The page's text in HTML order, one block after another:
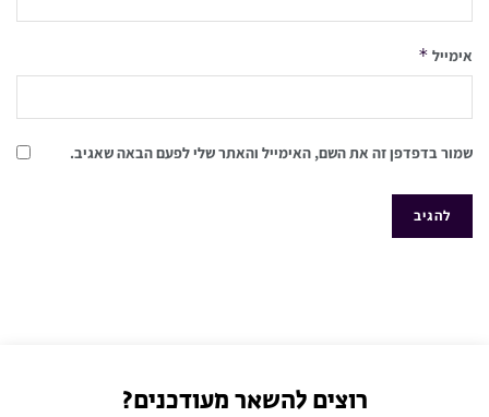
אימייל *
שמור בדפדפן זה את השם, האימייל והאתר שלי לפעם הבאה שאגיב.
רוצים להשאר מעודכנים?